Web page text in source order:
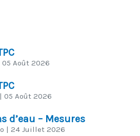
05 Août 2026
| 05 Août 2026
d’eau – Mesures
| 24 Juillet 2026